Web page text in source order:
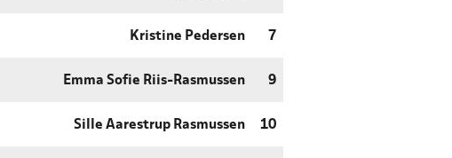
Kristine Pedersen 7
Emma Sofie Riis-Rasmussen 9
Sille Aarestrup Rasmussen 10